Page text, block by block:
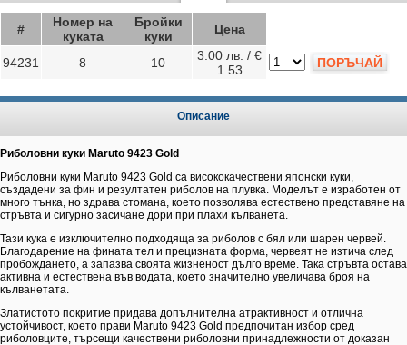
#
Номер на
куката
Бройки
куки
Цена
94231 8 10
3.00 лв. / €
1.53
ПОРЪЧАЙ
Описание
Риболовни куки Maruto 9423 Gold
Риболовни куки Maruto 9423 Gold са висококачествени японски куки,
създадени за фин и резултатен риболов на плувка. Моделът е изработен от
много тънка, но здрава стомана, което позволява естествено представяне на
стръвта и сигурно засичане дори при плахи кълванета.
Тази кука е изключително подходяща за риболов с бял или шарен червей.
Благодарение на фината тел и прецизната форма, червеят не изтича след
пробождането, а запазва своята жизненост дълго време. Така стръвта остава
активна и естествена във водата, което значително увеличава броя на
кълванетата.
Златистото покритие придава допълнителна атрактивност и отлична
устойчивост, което прави Maruto 9423 Gold предпочитан избор сред
риболовците, търсещи качествени риболовни принадлежности от доказан